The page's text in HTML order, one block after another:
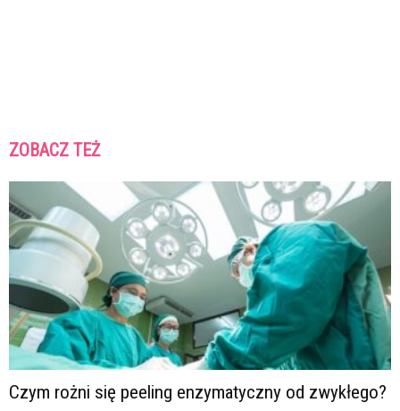
ZOBACZ TEŻ
Czym rożni się peeling enzymatyczny od zwykłego?